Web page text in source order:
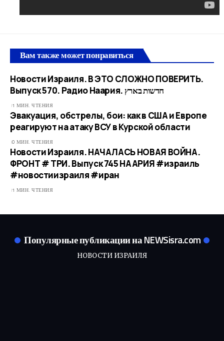
Вам также может понравиться
Новости Израиля. В ЭТО СЛОЖНО ПОВЕРИТЬ.
Выпуск 570. Радио Наария. חדשות בארץ
1 МИН. ЧТЕНИЯ
Эвакуация, обстрелы, бои: как в США и Европе
реагируют на атаку ВСУ в Курской области
0 МИН. ЧТЕНИЯ
Новости Израиля. НАЧАЛАСЬ НОВАЯ ВОЙНА.
ФРОНТ # ТРИ. Выпуск 745 НААРИЯ #израиль
#новостиизраиля #иран
1 МИН. ЧТЕНИЯ
Популярные публикации на NEWSisra.com
НОВОСТИ ИЗРАИЛЯ